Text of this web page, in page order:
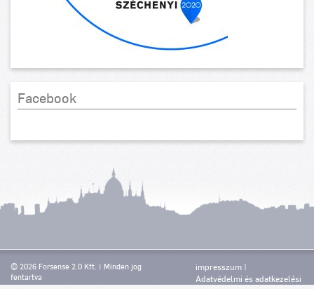
Facebook
© 2026 Forsense 2.0 Kft. | Minden jog
fentartva
impresszum
Adatvédelmi és adatkezelési